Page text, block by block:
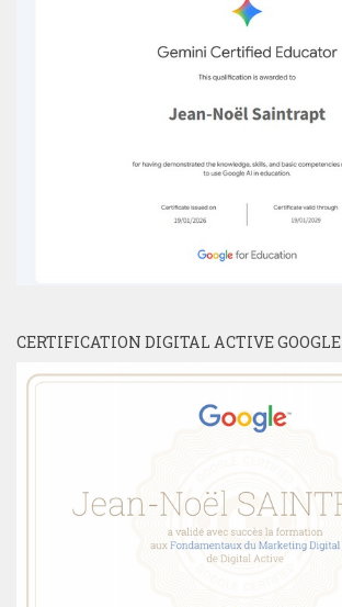
CERTIFICATION DIGITAL ACTIVE GOOGLE